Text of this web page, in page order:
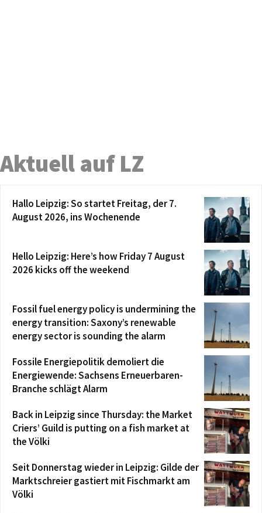
Aktuell auf LZ
Hallo Leipzig: So startet Freitag, der 7.
August 2026, ins Wochenende
Hello Leipzig: Here’s how Friday 7 August
2026 kicks off the weekend
Fossil fuel energy policy is undermining the
energy transition: Saxony’s renewable
energy sector is sounding the alarm
Fossile Energiepolitik demoliert die
Energiewende: Sachsens Erneuerbaren-
Branche schlägt Alarm
Back in Leipzig since Thursday: the Market
Criers’ Guild is putting on a fish market at
the Völki
Seit Donnerstag wieder in Leipzig: Gilde der
Marktschreier gastiert mit Fischmarkt am
Völki